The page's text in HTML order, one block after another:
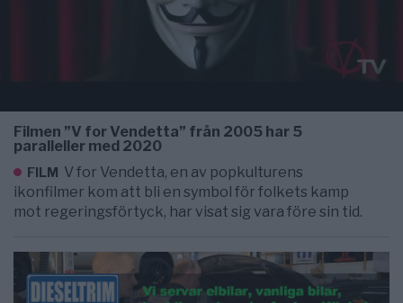
Filmen ”V for Vendetta” från 2005 har 5
paralleller med 2020
FILM V for Vendetta, en av popkulturens
ikonfilmer kom att bli en symbol för folkets kamp
mot regeringsförtyck, har visat sig vara före sin tid.